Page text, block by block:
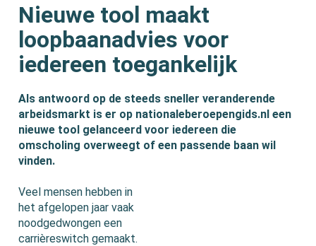
Nieuwe tool maakt
loopbaanadvies voor
iedereen toegankelijk
Als antwoord op de steeds sneller veranderende
arbeidsmarkt is er op nationaleberoepengids.nl een
nieuwe tool gelanceerd voor iedereen die
omscholing overweegt of een passende baan wil
vinden.
Veel mensen hebben in
het afgelopen jaar vaak
noodgedwongen een
carrièreswitch gemaakt.